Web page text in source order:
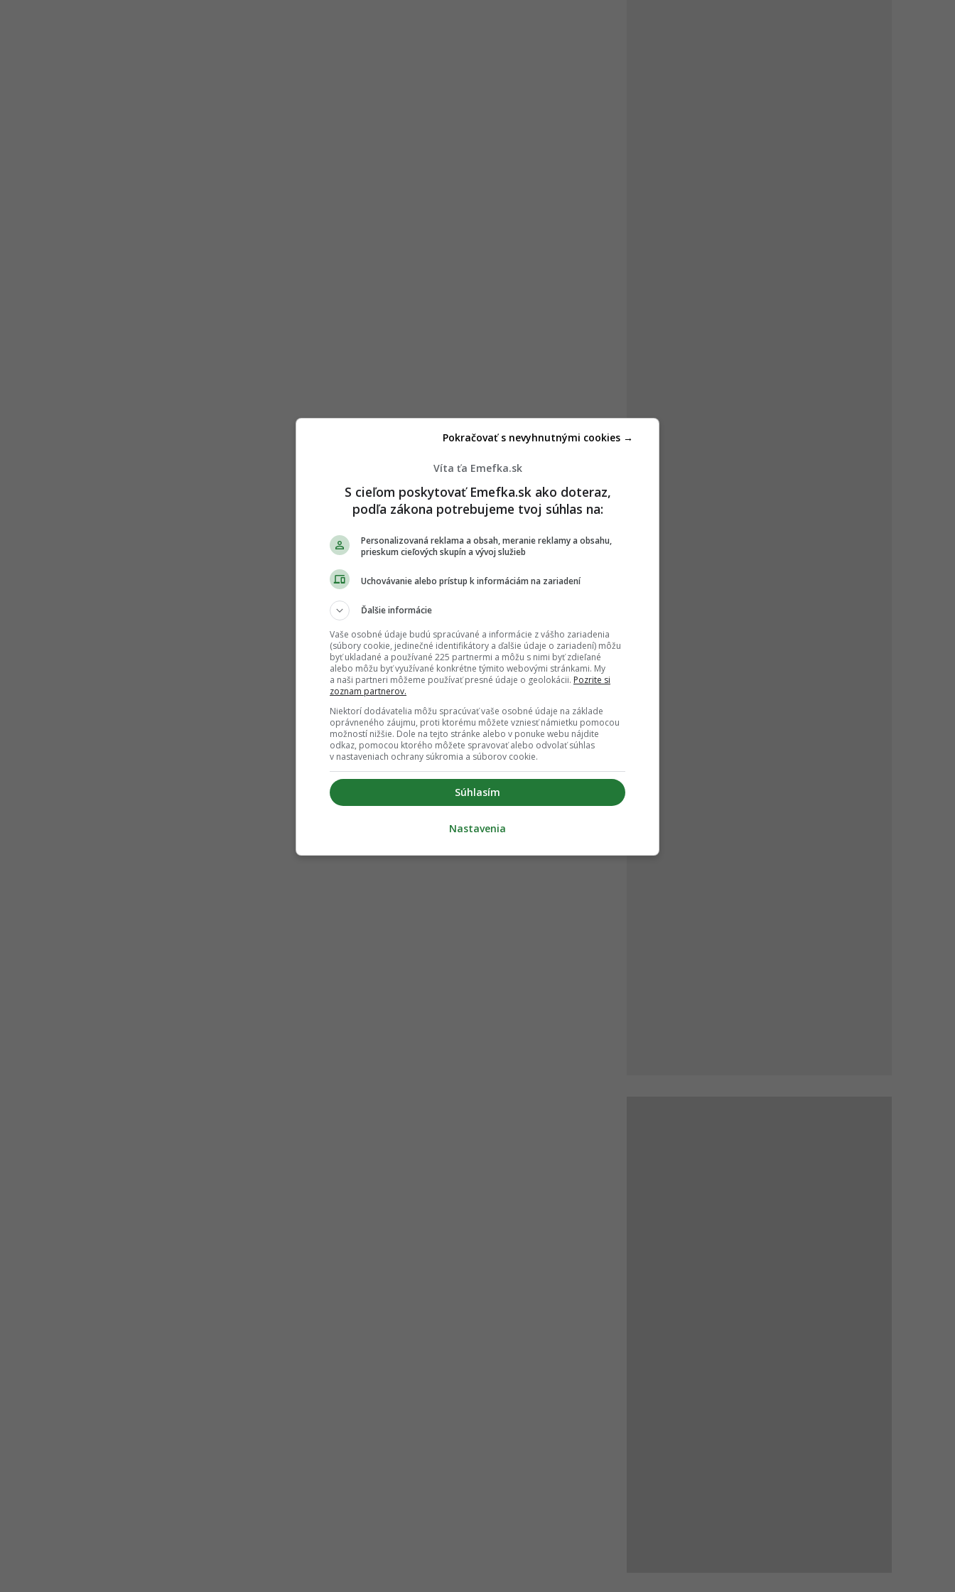
Víta ťa Emefka.sk
S cieľom poskytovať Emefka.sk ako doteraz,
podľa zákona potrebujeme tvoj súhlas na:
Personalizovaná reklama a obsah, meranie reklamy a obsahu,
prieskum cieľových skupín a vývoj služieb
Uchovávanie alebo prístup k informáciám na zariadení
Ďalšie informácie
Vaše osobné údaje budú spracúvané a informácie z vášho zariadenia
(súbory cookie, jedinečné identifikátory a ďalšie údaje o zariadení) môžu
byť ukladané a používané 225 partnermi a môžu s nimi byť zdieľané
alebo môžu byť využívané konkrétne týmito webovými stránkami. My
a naši partneri môžeme používať presné údaje o geolokácii. Pozrite si
zoznam partnerov.
Niektorí dodávatelia môžu spracúvať vaše osobné údaje na základe
oprávneného záujmu, proti ktorému môžete vzniesť námietku pomocou
možností nižšie. Dole na tejto stránke alebo v ponuke webu nájdite
odkaz, pomocou ktorého môžete spravovať alebo odvolať súhlas
v nastaveniach ochrany súkromia a súborov cookie.
Súhlasím
Pokračovať s nevyhnutnými cookies →
Nastavenia